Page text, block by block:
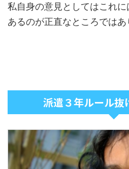
私自身の意見としてはこれ
あるのが正直なところではあ
派遣３年ルール抜